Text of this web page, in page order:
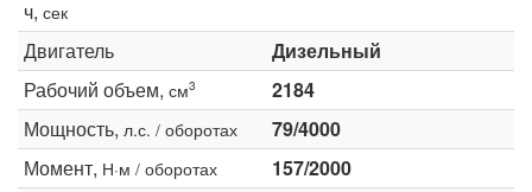
ч, сек
Двигатель
Дизельный
Рабочий объем, см3
2184
Мощность, л.с. / оборотах
79/4000
Момент, Н·м / оборотах 157/2000